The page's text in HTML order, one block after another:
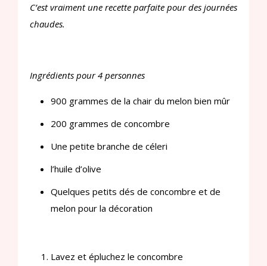
C’est vraiment une recette parfaite pour des journées
chaudes.
Ingrédients pour 4 personnes
900 grammes de la chair du melon bien mûr
200 grammes de concombre
Une petite branche de céleri
l’huile d’olive
Quelques petits dés de concombre et de
melon pour la décoration
Lavez et épluchez le concombre